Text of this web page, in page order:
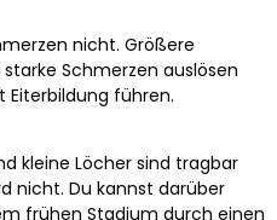
nicht. Größere
Schmerzen auslösen
führen.
kleine Löcher sind tragbar
nicht. Du kannst darüber
frühen Stadium durch einen